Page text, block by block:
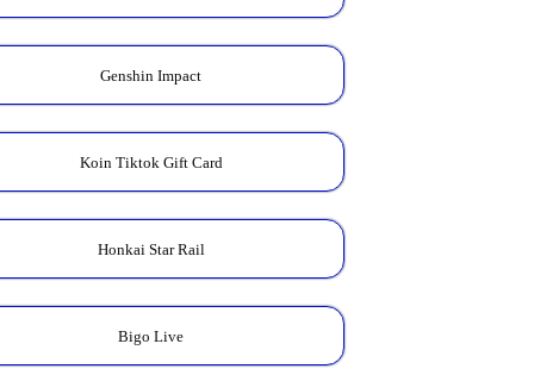
Genshin Impact
Koin Tiktok Gift Card
Honkai Star Rail
Bigo Live